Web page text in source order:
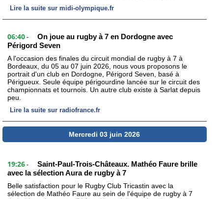
Lire la suite sur midi-olympique.fr
06:40 -
On joue au rugby à 7 en Dordogne avec
Périgord Seven
A l'occasion des finales du circuit mondial de rugby à 7 à
Bordeaux, du 05 au 07 juin 2026, nous vous proposons le
portrait d'un club en Dordogne, Périgord Seven, basé à
Périgueux. Seule équipe périgourdine lancée sur le circuit des
championnats et tournois. Un autre club existe à Sarlat depuis
peu.
Lire la suite sur radiofrance.fr
Mercredi 03 juin 2026
19:26 -
Saint-Paul-Trois-Châteaux. Mathéo Faure brille
avec la sélection Aura de rugby à 7
Belle satisfaction pour le Rugby Club Tricastin avec la
sélection de Mathéo Faure au sein de l'équipe de rugby à 7